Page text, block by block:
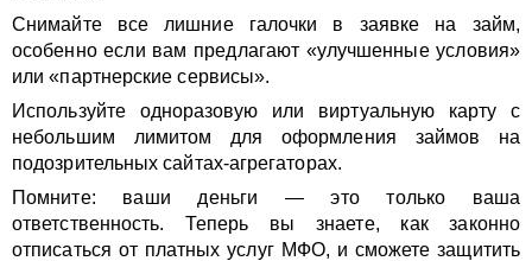
Снимайте все лишние галочки в заявке на займ,
особенно если вам предлагают «улучшенные условия»
или «партнерские сервисы».
Используйте одноразовую или виртуальную карту с
небольшим лимитом для оформления займов на
подозрительных сайтах-агрегаторах.
Помните: ваши деньги — это только ваша
ответственность. Теперь вы знаете, как законно
отписаться от платных услуг МФО, и сможете защитить